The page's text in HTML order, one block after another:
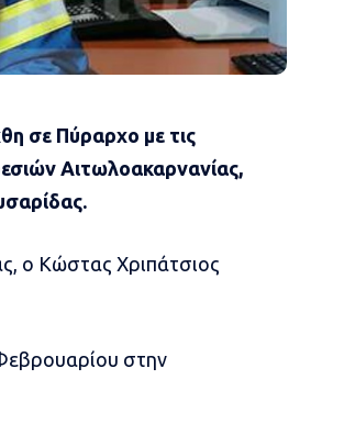
σε Πύραρχο με τις
Αιτωλοακαρνανίας,
ο Κώστας Χριπάτσιος
στην